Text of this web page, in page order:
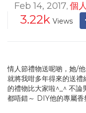
Feb 14, 2017, 個
3.22k Views
情人節禮物送呢啲，她/
就將我咁多年得來的送
的禮物比大家啦^_^ 不論
都唔錯～ DIY他的專屬香